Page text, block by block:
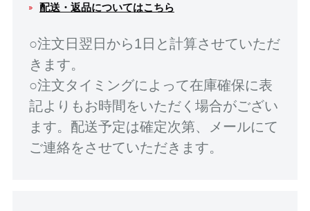
配送・返品についてはこちら
○注文日翌日から1日と計算させていただ
きます。
○注文タイミングによって在庫確保に表
記よりもお時間をいただく場合がござい
ます。配送予定は確定次第、メールにて
ご連絡をさせていただきます。